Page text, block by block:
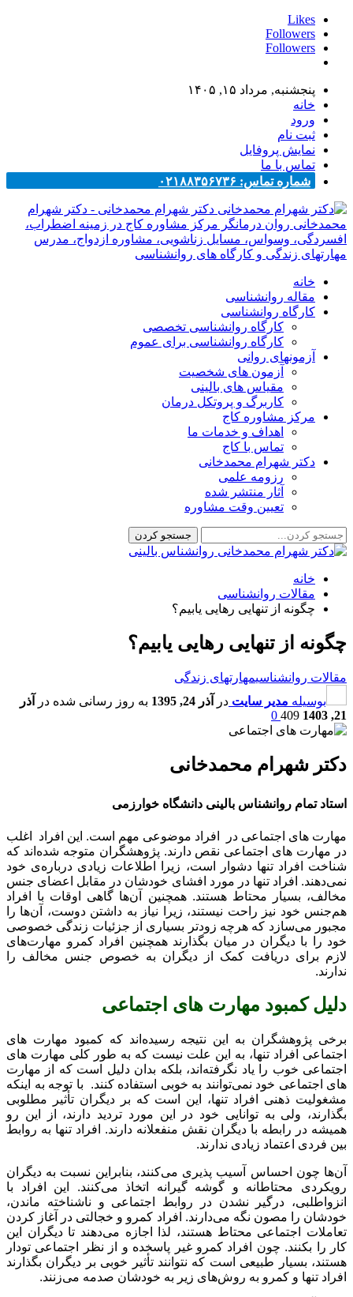
Likes
Followers
Followers
پنجشنبه, مرداد ۱۵, ۱۴۰۵
خانه
ورود
ثبت نام
نمایش پروفایل
تماس با ما
شماره تماس: ۰۲۱۸۸۳۵۶۷۳۶
دکتر شهرام محمدخانی - دکتر شهرام
محمدخانی روان درمانگر مرکز مشاوره کاج در زمینه اضطراب،
افسردگی، وسواس، مسایل زناشویی، مشاوره ازدواج، مدرس
مهارتهای زندگی و کارگاه های روانشناسی
خانه
مقاله روانشناسی
کارگاه روانشناسی
کارگاه روانشناسی تخصصی
کارگاه روانشناسی برای عموم
آزمونهای روانی
آزمون های شخصیت
مقیاس های بالینی
کاربرگ و پروتکل درمان
مرکز مشاوره کاج
اهداف و خدمات ما
تماس با کاج
دکتر شهرام محمدخانی
رزومه علمی
آثار منتشر شده
تعیین وقت مشاوره
خانه
مقالات روانشناسی
چگونه از تنهایی رهایی یابیم؟
چگونه از تنهایی رهایی یابیم؟
مقالات روانشناسیمهارتهای زندگی
بوسیله مدیر سایت در آذر 24, 1395 به روز رسانی شده در
آذر
21, 1403
409
دکتر شهرام محمدخانی
استاد تمام روانشناس بالینی دانشگاه خوارزمی
مهارت های اجتماعی در افراد موضوعی مهم است. این افراد اغلب
در مهارت‌ های اجتماعی نقص دارند. پژوهشگران متوجه شده‌اند که
شناخت افراد تنها دشوار است، زیرا اطلاعات زیادی درباره‌ی خود
نمی‌دهند. افراد تنها در مورد افشای خودشان در مقابل اعضای جنس
مخالف، بسیار محتاط هستند. همچنین آن‌ها گاهی اوقات با افراد
هم‌جنس خود نیز راحت نیستند، زیرا نیاز به داشتن دوست، آن‌ها را
مجبور می‌سازد که هرچه زودتر بسیاری از جزئیات زندگی خصوصی
خود را با دیگران در میان بگذارند همچنین افراد کمرو مهارت‌های
لازم برای دریافت کمک از دیگران به خصوص جنس مخالف را
ندارند.
دلیل کمبود مهارت های اجتماعی
برخی پژوهشگران به این نتیجه رسیده‌اند که کمبود مهارت های
اجتماعی افراد تنها، به این علت نیست که به طور کلی مهارت‌ های
اجتماعی خوب را یاد نگرفته‌اند، بلکه بدان دلیل است که از مهارت‌
های اجتماعی خود نمی‌توانند به خوبی استفاده کنند. با توجه به اینکه
مشغولیت ذهنی افراد تنها، این است که بر دیگران تأثیر مطلوبی
بگذارند، ولی به توانایی خود در این مورد تردید دارند، از این رو
همیشه در رابطه با دیگران نقش منفعلانه دارند. افراد تنها به روابط
بین فردی اعتماد زیادی ندارند.
آن‌ها چون احساس آسیب پذیری می‌کنند، بنابراین نسبت به دیگران
رویکردی محتاطانه و گوشه گیرانه اتخاذ می‌کنند. این افراد با
انزواطلبی، درگیر نشدن در روابط اجتماعی و ناشناخته ماندن،
خودشان را مصون نگه می‌دارند. افراد کمرو و خجالتی در آغاز کردن
تعاملات اجتماعی محتاط هستند، لذا اجازه می‌دهند تا دیگران این
کار را بکنند. چون افراد کمرو غیر پاسخده و از نظر اجتماعی تودار
هستند، بسیار طبیعی است که نتوانند تأثیر خوبی بر دیگران بگذارند
افراد تنها و کمرو به روش‌های زیر به خودشان صدمه می‌زنند.